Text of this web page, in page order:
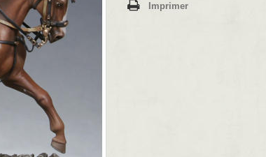
Imprimer